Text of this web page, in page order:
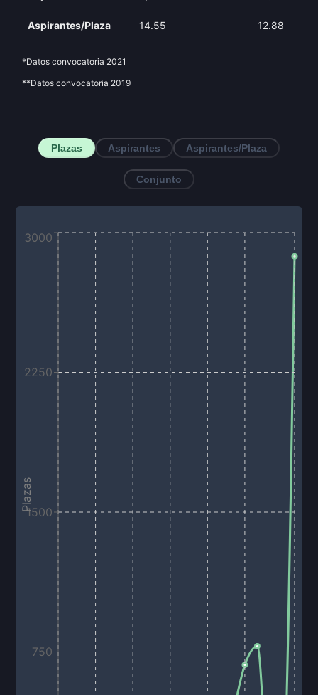
Aspirantes/Plaza 14.55 12.88
*Datos convocatoria 2021
**Datos convocatoria 2019
Plazas Aspirantes Aspirantes/Plaza
Conjunto
750
1500
2250
3000
Plazas